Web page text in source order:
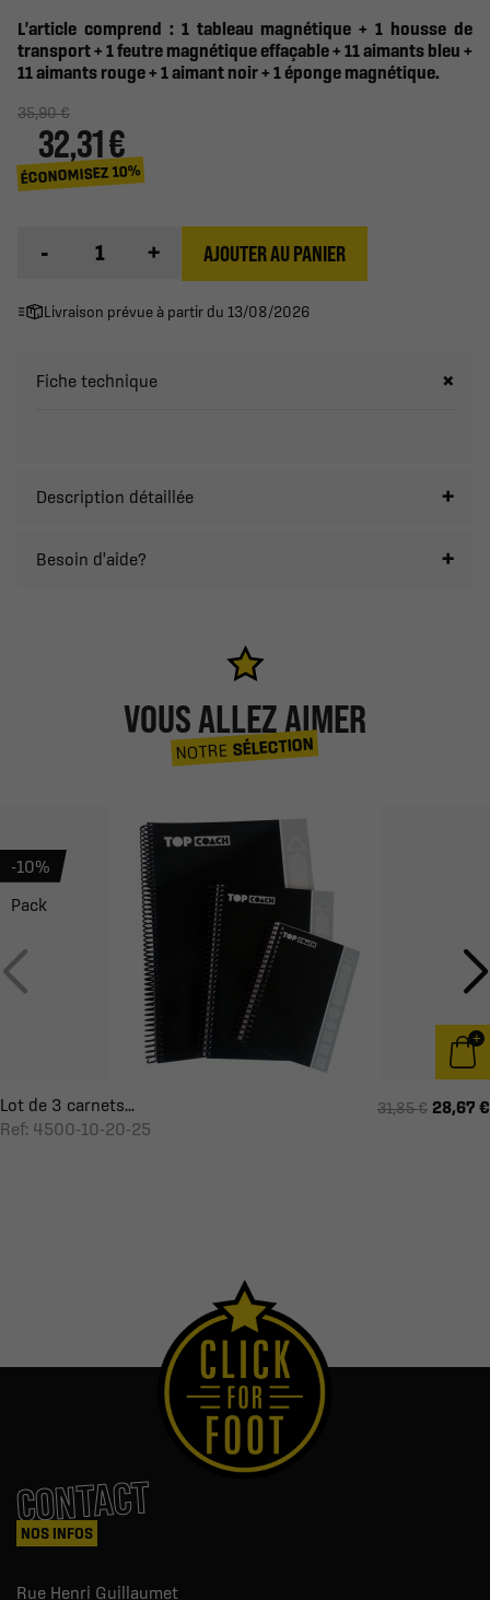
L'article comprend : 1 tableau magnétique + 1 housse de
transport + 1 feutre magnétique effaçable + 11 aimants bleu +
11 aimants rouge + 1 aimant noir + 1 éponge magnétique.
35,90 €
32,31 €
ÉCONOMISEZ 10%
- + AJOUTER AU PANIER
Livraison prévue à partir du 13/08/2026
Fiche technique
Description détaillée
Besoin d'aide?
VOUS ALLEZ AIMER
NOTRESÉLECTION
Lot de 3 carnets...
Ref: 4500-10-20-25
31,85 € 28,67 €
-10%
Pack
CONTACT
NOS INFOS
Rue Henri Guillaumet